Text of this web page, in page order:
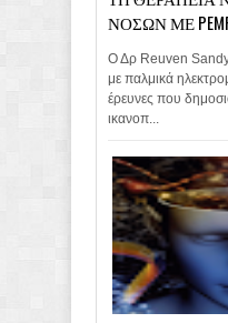
ΝΟΣΩΝ ΜΕ
Ο Δρ Reuven
με παλμικά
έρευνες που
ικανοπ...